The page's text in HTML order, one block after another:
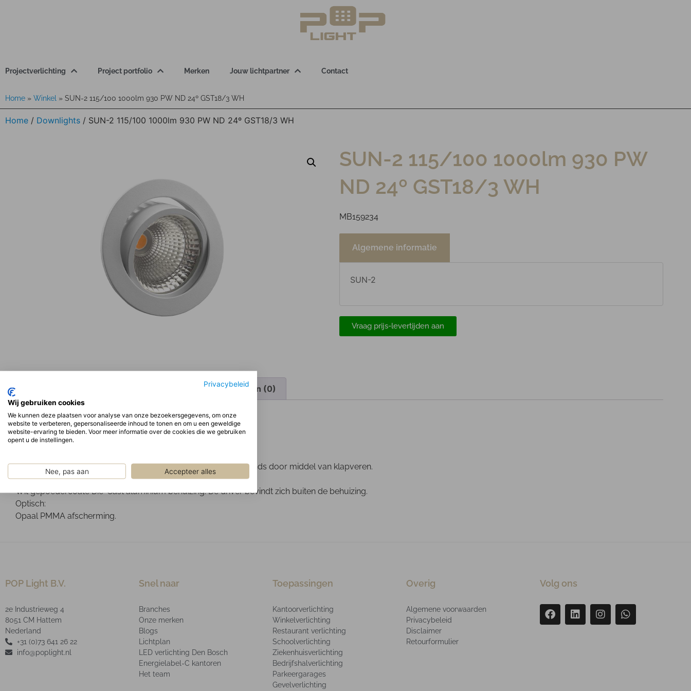
Privacybeleid
Wij gebruiken cookies
We kunnen deze plaatsen voor analyse van onze bezoekersgegevens, om onze
website te verbeteren, gepersonaliseerde inhoud te tonen en om u een geweldige
website-ervaring te bieden. Voor meer informatie over de cookies die we gebruiken
opent u de instellingen.
Nee, pas aan Accepteer alles
Projectverlichting Project portfolio Merken Jouw lichtpartner Contact
Home » Winkel » SUN-2 115/100 1000lm 930 PW ND 24º GST18/3 WH
Home / Downlights / SUN-2 115/100 1000lm 930 PW ND 24º GST18/3 WH
SUN-2 115/100 1000lm 930 PW
ND 24º GST18/3 WH
MB159234
Algemene informatie
SUN-2
Vraag prijs-levertijden aan
Beoordelingen (0)
Beschrijving
Gemonteerd in verlaagde systeemplafonds of gipsplaten plafonds door middel van klapveren.
Ontwerp:
Wit gepoedercoate Die-Cast aluminium behuizing. De driver bevindt zich buiten de behuizing.
Optisch:
Opaal PMMA afscherming.
POP Light B.V.
2e Industrieweg 4
8051 CM Hattem
Nederland
+31 (0)73 641 26 22
info@poplight.nl
Snel naar
Branches
Onze merken
Blogs
Lichtplan
LED verlichting Den Bosch
Energielabel-C kantoren
Het team
Toepassingen
Kantoorverlichting
Winkelverlichting
Restaurant verlichting
Schoolverlichting
Ziekenhuisverlichting
Bedrijfshalverlichting
Parkeergarages
Gevelverlichting
Overig
Algemene voorwaarden
Privacybeleid
Disclaimer
Retourformulier
Volg ons